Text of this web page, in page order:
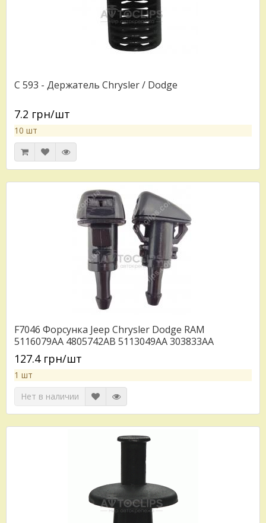
C 593 - Держатель Chrysler / Dodge
7.2 грн/шт
10 шт
F7046 Форсунка Jeep Chrysler Dodge RAM
5116079AA 4805742AB 5113049AA 303833AA
55077460AA 5160308AA
127.4 грн/шт
1 шт
Нет в наличии